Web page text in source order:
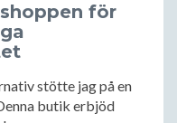
för
stötte jag på en
butik erbjöd